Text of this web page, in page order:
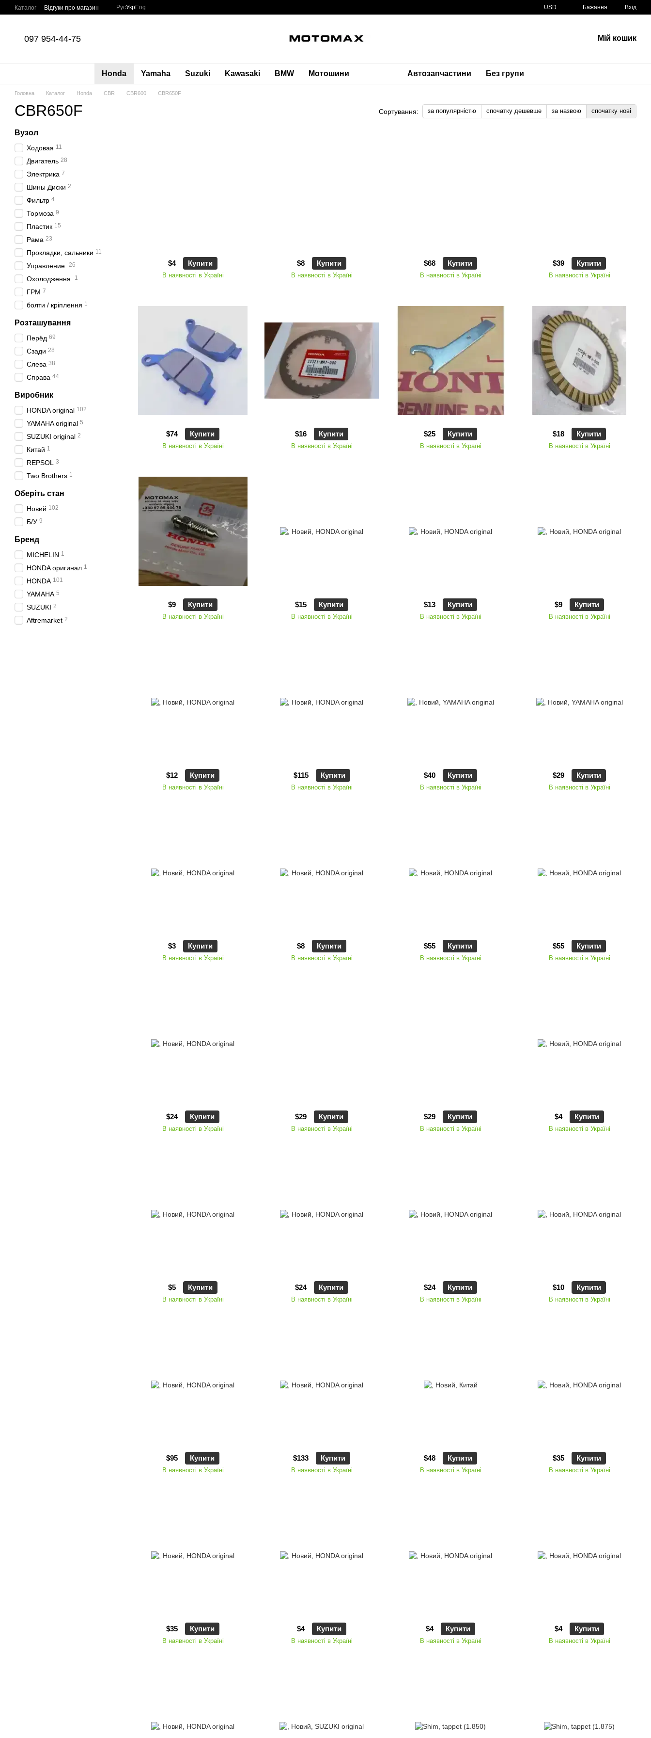
Перейти до основного контенту
Каталог Відгуки про магазин РусУкрEng USD Бажання Вхід
097 954-44-75 Мій кошик
Honda Yamaha Suzuki Kawasaki BMW Мотошини Автозапчастини Без групи
Головна Каталог Honda CBR CBR600 CBR650F
CBR650F Сортування: за популярністю спочатку дешевше за назвою спочатку нові
$4 Купити
В наявності в Україні
$8 Купити
В наявності в Україні
$68 Купити
В наявності в Україні
$39 Купити
В наявності в Україні
$74 Купити
В наявності в Україні
$16 Купити
В наявності в Україні
$25 Купити
В наявності в Україні
$18 Купити
В наявності в Україні
$9 Купити
В наявності в Україні
$15 Купити
В наявності в Україні
$13 Купити
В наявності в Україні
$9 Купити
В наявності в Україні
$12 Купити
В наявності в Україні
$115 Купити
В наявності в Україні
$40 Купити
В наявності в Україні
$29 Купити
В наявності в Україні
$3 Купити
В наявності в Україні
$8 Купити
В наявності в Україні
$55 Купити
В наявності в Україні
$55 Купити
В наявності в Україні
$24 Купити
В наявності в Україні
$29 Купити
В наявності в Україні
$29 Купити
В наявності в Україні
$4 Купити
В наявності в Україні
$5 Купити
В наявності в Україні
$24 Купити
В наявності в Україні
$24 Купити
В наявності в Україні
$10 Купити
В наявності в Україні
$95 Купити
В наявності в Україні
$133 Купити
В наявності в Україні
$48 Купити
В наявності в Україні
$35 Купити
В наявності в Україні
$35 Купити
В наявності в Україні
$4 Купити
В наявності в Україні
$4 Купити
В наявності в Україні
$4 Купити
В наявності в Україні
Вузол
Ходовая 11
Двигатель 28
Электрика 7
Шины Диски 2
Фильтр 4
Тормоза 9
Пластик 15
Рама 23
Прокладки, сальники 11
Управление 26
Охолодження 1
ГРМ 7
болти / кріплення 1
Розташування
Пepёд 69
Сзади 28
Слева 38
Справа 44
Виробник
HONDA original 102
YAMAHA original 5
SUZUKI original 2
Китай 1
REPSOL 3
Two Brothers 1
Оберіть стан
Новий 102
Б/У 9
Бренд
MICHELIN 1
HONDA оригинал 1
HONDA 101
YAMAHA 5
SUZUKI 2
Aftremarket 2